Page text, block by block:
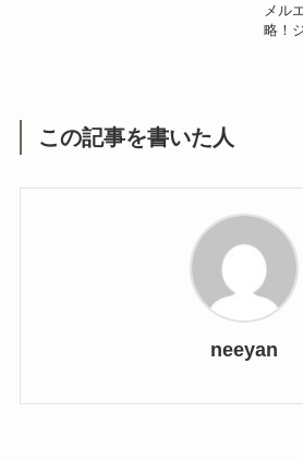
メル
略！
この記事を書いた人
neeyan